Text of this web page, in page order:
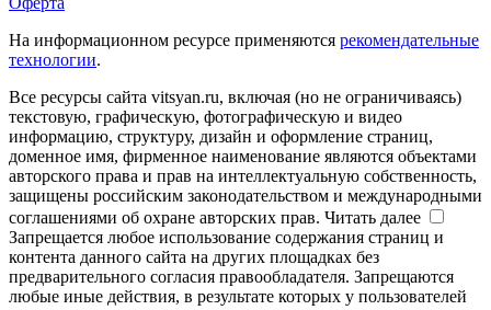
На информационном ресурсе применяются рекомендательные
технологии.
Все ресурсы сайта vitsyan.ru, включая (но не ограничиваясь)
текстовую, графическую, фотографическую и видео
информацию, структуру, дизайн и оформление страниц,
доменное имя, фирменное наименование являются объектами
авторского права и прав на интеллектуальную собственность,
защищены российским законодательством и международными
соглашениями об охране авторских прав. Читать далее
Запрещается любое использование содержания страниц и
контента данного сайта на других площадках без
предварительного согласия правообладателя. Запрещаются
любые иные действия, в результате которых у пользователей